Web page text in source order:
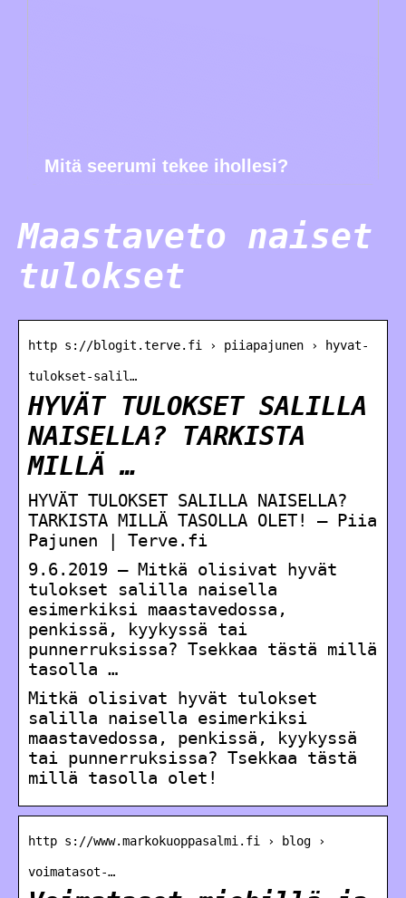
Mitä seerumi tekee ihollesi?
Maastaveto naiset
tulokset
http s://blogit.terve.fi › piiapajunen › hyvat-
tulokset-salil…
HYVÄT TULOKSET SALILLA
NAISELLA? TARKISTA
MILLÄ …
HYVÄT TULOKSET SALILLA NAISELLA?
TARKISTA MILLÄ TASOLLA OLET! – Piia
Pajunen | Terve.fi
9.6.2019 — Mitkä olisivat hyvät
tulokset salilla naisella
esimerkiksi maastavedossa,
penkissä, kyykyssä tai
punnerruksissa? Tsekkaa tästä millä
tasolla …
Mitkä olisivat hyvät tulokset
salilla naisella esimerkiksi
maastavedossa, penkissä, kyykyssä
tai punnerruksissa? Tsekkaa tästä
millä tasolla olet!
http s://www.markokuoppasalmi.fi › blog ›
voimatasot-…